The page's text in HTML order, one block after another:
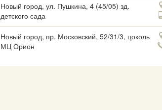
Новый город, ул. Пушкина, 4 (45/05) зд.
детского сада
Новый город, пр. Московский, 52/31/3, цоколь
МЦ Орион